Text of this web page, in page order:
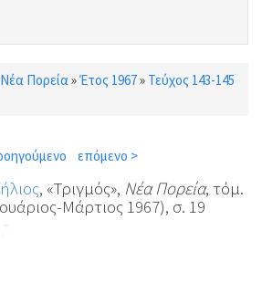
Νέα Πορεία »Έτος 1967» Τεύχος 143-145
επόμενο >
, «Τριγμός», Νέα Πορεία, τόμ.
Μάρτιος 1967), σ. 19